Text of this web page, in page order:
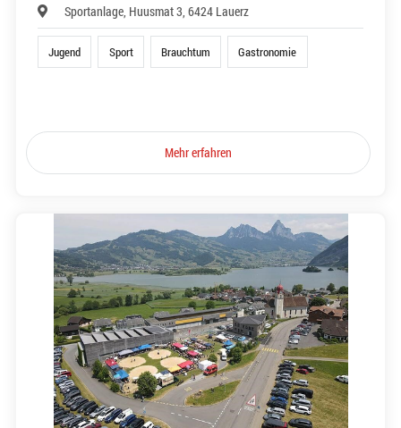
Sportanlage, Huusmat 3, 6424 Lauerz
Jugend Sport Brauchtum Gastronomie
Mehr erfahren